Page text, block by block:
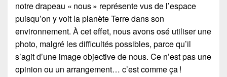
notre drapeau « nous » représente vus de l’espace
puisqu’on y voit la planète Terre dans son
environnement. À cet effet, nous avons osé utiliser une
photo, malgré les difficultés possibles, parce qu’il
s’agit d’une image objective de nous. Ce n’est pas une
opinion ou un arrangement… c’est comme ça !